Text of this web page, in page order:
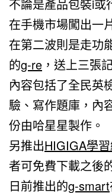
不論是產品包裝i或
在手機市場闖出一
在第二波則是走功
的g-re ，送上三張
內容包括了全民英
驗、寫作題庫，內
份由哈星星製作。
另推出HIGIGA學
者可免費下載之後
日前推出的g-smart